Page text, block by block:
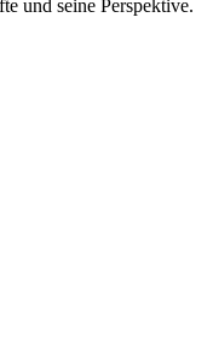
und seine Perspektive.